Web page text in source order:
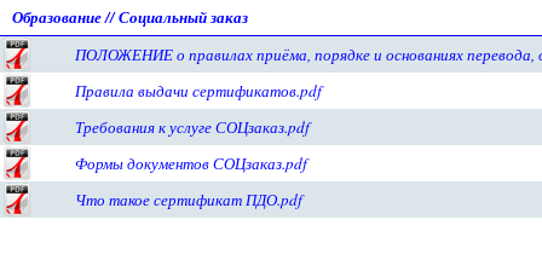
Образование//Социальный заказ
ПОЛОЖЕНИЕ о правилах приёма, порядке и основаниях перевода,
Правила выдачи сертификатов.pdf
Требования к услуге СОЦзаказ.pdf
Формы документов СОЦзаказ.pdf
Что такое сертификат ПДО.pdf